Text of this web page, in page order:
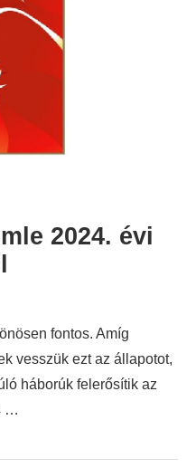
2024. évi
fontos. Amíg
vesszük ezt az állapotot,
háborúk felerősítik az
…